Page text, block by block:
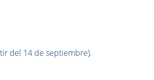
del 14 de septiembre).